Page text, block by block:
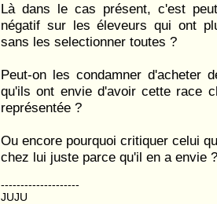
Là dans le cas présent, c'est
négatif sur les éleveurs qui ont
sans les selectionner toutes ?
Peut-on les condamner d'acheter
qu'ils ont envie d'avoir cette race
représentée ?
Ou encore pourquoi critiquer celui
chez lui juste parce qu'il en a envie ?
--------------------
JUJU